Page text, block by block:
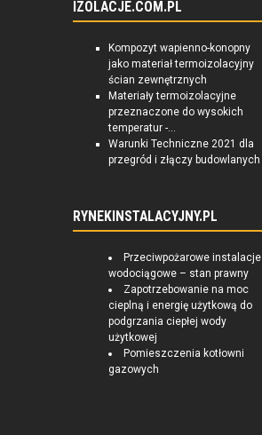
IZOLACJE.COM.PL
Kompozyt wapienno-konopny
jako materiał termoizolacyjny
ścian zewnętrznych
Materiały termoizolacyjne
przeznaczone do wysokich
temperatur -...
Warunki Techniczne 2021 dla
przegród i złączy budowlanych
RYNEKINSTALACYJNY.PL
Przeciwpożarowe instalacje
wodociągowe – stan prawny
Zapotrzebowanie na moc
cieplną i energię użytkową do
podgrzania ciepłej wody
użytkowej
Pomieszczenia kotłowni
gazowych